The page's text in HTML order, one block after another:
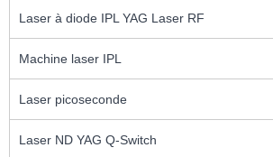
Laser à diode IPL YAG Laser RF
Machine laser IPL
Laser picoseconde
Laser ND YAG Q-Switch